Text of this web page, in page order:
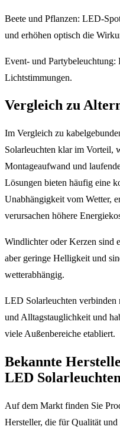
Beete und Pflanzen: LED-
und erhöhen optisch die
Event- und Partybeleuchtung:
Lichtstimmungen.
Vergleich zu
Im Vergleich zu
Solarleuchten klar im Vorteil,
Montageaufwand und
Lösungen bieten häufig eine
Unabhängigkeit vom Wetter,
verursachen höhere
Windlichter oder Kerzen sind
aber geringe Helligkeit und
wetterabhängig.
LED Solarleuchten
und Alltagstauglichkeit und
viele Außenbereiche etabliert.
Bekannte
LED
Auf dem Markt finden Sie
Hersteller, die für Qualität